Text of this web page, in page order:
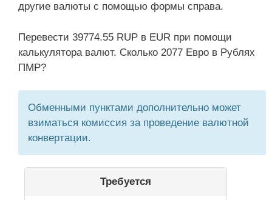
другие валюты с помощью формы справа.
Перевести 39774.55 RUP в EUR при помощи
калькулятора валют. Сколько 2077 Евро в Рублях
ПМР?
Обменными пунктами дополнительно может
взиматься комиссия за проведение валютной
конвертации.
Требуется